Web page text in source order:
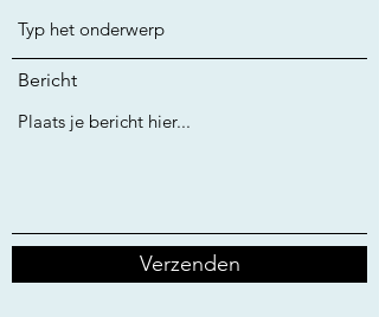
Bericht
Verzenden